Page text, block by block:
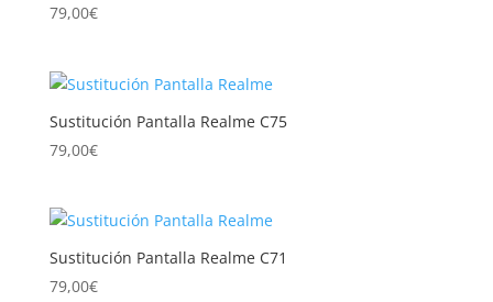
79,00€
Sustitución Pantalla Realme C75
79,00€
Sustitución Pantalla Realme C71
79,00€